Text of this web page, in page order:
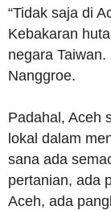
“Tidak saja di
Kebakaran
negara Taiwan.
Nanggroe.
Padahal, Aceh
lokal dalam
sana ada
pertanian, ada
Aceh, ada